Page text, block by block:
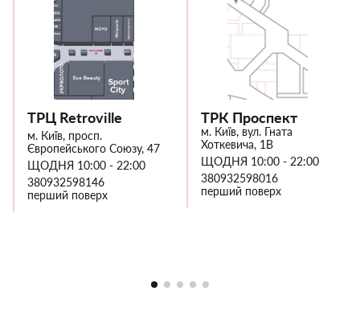
ТРЦ Retroville
м. Київ, просп.
Європейського Союзу, 47
ЩОДНЯ 10:00 - 22:00
380932598146
перший поверх
ТРК Проспект
м. Київ, вул. Гната
Хоткевича, 1В
ЩОДНЯ 10:00 - 22:00
380932598016
перший поверх